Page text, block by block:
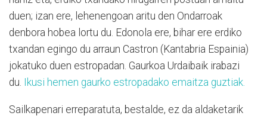
duen; izan ere, lehenengoan aritu den Ondarroak
denbora hobea lortu du. Edonola ere, bihar ere erdiko
txandan egingo du arraun Castron (Kantabria Espainia)
jokatuko duen estropadan. Gaurkoa Urdaibaik irabazi
du. Ikusi hemen gaurko estropadako emaitza guztiak.
Sailkapenari erreparatuta, bestalde, ez da aldaketarik